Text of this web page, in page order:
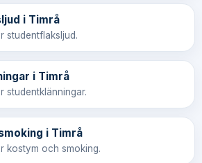
i Timrå
studentflaksljud.
i Timrå
studentklänningar.
i Timrå
kostym och smoking.